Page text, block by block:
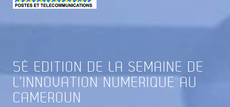
5È EDITION DE LA SEMAINE DE
L'INNOVATION NUMERIQUE AU
CAMEROUN